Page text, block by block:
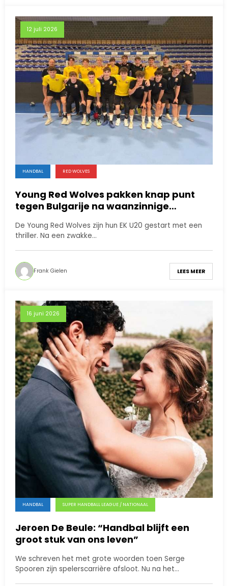
12 juli 2026
HANDBAL RED WOLVES
Young Red Wolves pakken knap punt
tegen Bulgarije na waanzinnige
De Young Red Wolves zijn hun EK U20 gestart met een
thriller. Na een zwakke…
Frank Gielen LEES MEER
16 juni 2026
HANDBAL SUPER HANDBALL LEAGUE / NATIONAAL
Jeroen De Beule: “Handbal blijft een
groot stuk van ons leven”
We schreven het met grote woorden toen Serge
Spooren zijn spelerscarrière afsloot. Nu na het…